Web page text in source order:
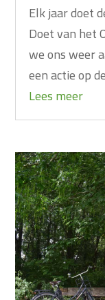
Elk jaar doet
Doet van het
we ons weer
een actie op
Lees meer